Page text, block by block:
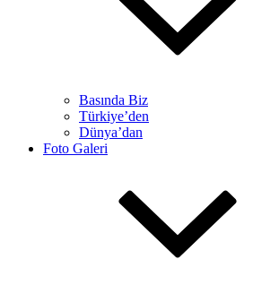
Basında Biz
Türkiye’den
Dünya’dan
Foto Galeri